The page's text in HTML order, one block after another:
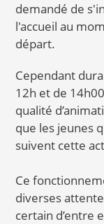
demandé de
l'accueil au
départ.
Cependant
12h et de
qualité
que les jeunes
suivent cette
Ce
diverses
certain d’entre